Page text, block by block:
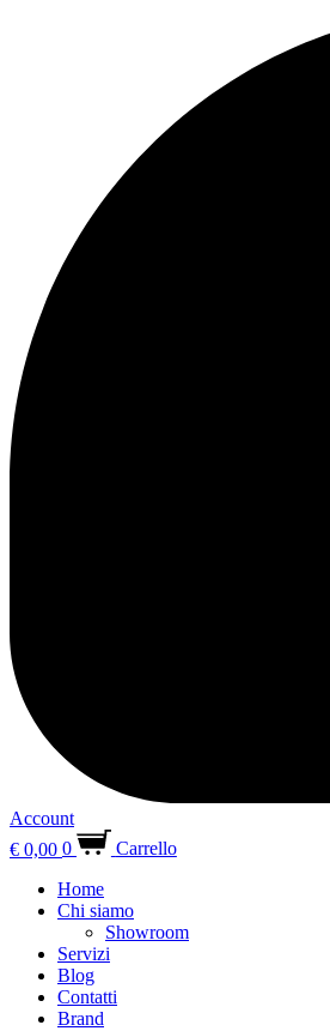
Account
€ 0,00 0
Carrello
Home
Chi siamo
Showroom
Servizi
Blog
Contatti
Brand